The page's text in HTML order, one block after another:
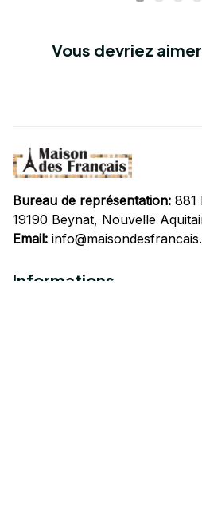
Vous devriez
Bureau de représentation: 881
19190 Beynat, Nouvelle
Email:
Informations